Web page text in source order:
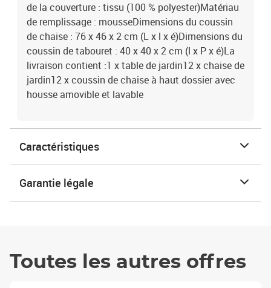
de la couverture : tissu (100 % polyester)Matériau
de remplissage : mousseDimensions du coussin
de chaise : 76 x 46 x 2 cm (L x l x é)Dimensions du
coussin de tabouret : 40 x 40 x 2 cm (l x P x é)La
livraison contient :1 x table de jardin12 x chaise de
jardin12 x coussin de chaise à haut dossier avec
housse amovible et lavable
Caractéristiques
Garantie légale
Toutes les autres offres